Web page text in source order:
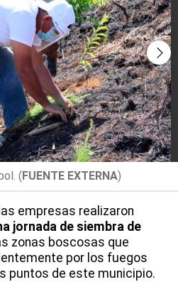
( FUENTE EXTERNA)
empresas realizaron
jornada de siembra de
zonas boscosas que
por los fuegos
puntos de este municipio.